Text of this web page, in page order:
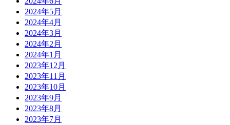
2024年5月
2024年4月
2024年3月
2024年2月
2024年1月
2023年12月
2023年11月
2023年10月
2023年9月
2023年8月
2023年7月